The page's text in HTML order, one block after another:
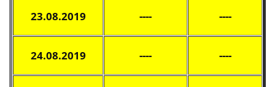
23.08.2019 ---- ----
24.08.2019 ---- ----